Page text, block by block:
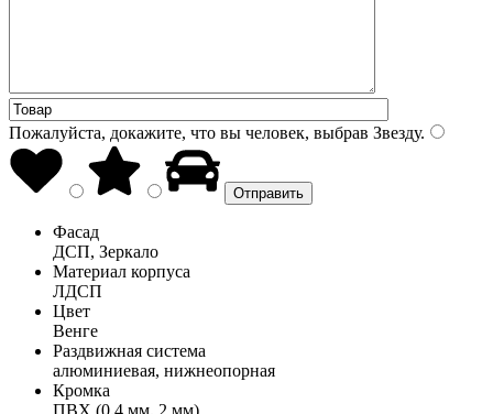
Пожалуйста, докажите, что вы человек, выбрав Звезду.
Фасад
ДСП, Зеркало
Материал корпуса
ЛДСП
Цвет
Венге
Раздвижная система
алюминиевая, нижнеопорная
Кромка
ПВХ (0,4 мм, 2 мм)